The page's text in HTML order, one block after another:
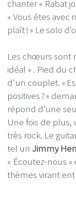
chanter « Rabat
« Vous êtes avec
plaît ! » Le solo
Les chœurs sont
idéal » . Pied du
d'un couplet. «
positives ? »
répond d’une
Une fois de
très rock. Le
tel un Jimmy
« Écoutez-nous »
thèmes virant